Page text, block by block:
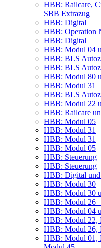
HBB: Rail­ca­re,
SBB Extrazug
HBB: Digi­tal
HBB: Ope­ra­ti­on
HBB: Digi­tal
HBB: Modul 04
HBB: BLS
HBB: BLS
HBB: Modul 80
HBB: Modul 31
HBB: BLS
HBB: Modul 22
HBB: Rail­ca­re
HBB: Modul 05
HBB: Modul 31
HBB: Modul 31
HBB: Modul 05
HBB: Steue­rung
HBB: Steue­rung
HBB: Digi­tal und
HBB: Modul 30
HBB: Modul 30
HBB: Modul 26
HBB: Modul 04
HBB: Modul 22,
HBB: Modul 26,
HBB: Modul 01,